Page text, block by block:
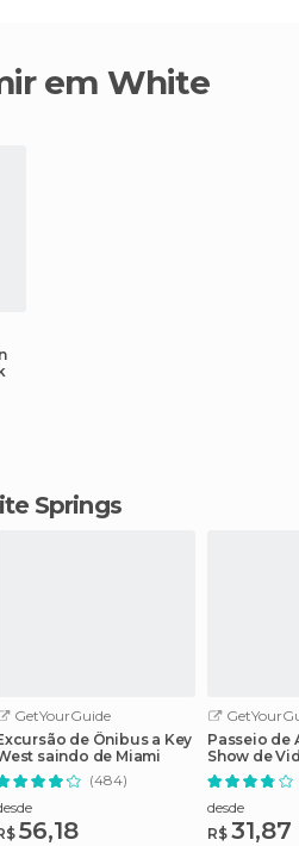
Springs
GetYourGuide
de Ônibus a Key
saindo de Miami
(484)
56,18
Passeio de
Show de
em
desde
R$ 31,87